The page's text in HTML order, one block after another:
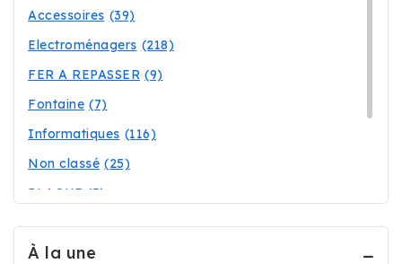
Accessoires (39)
Electroménagers (218)
FER A REPASSER (9)
Fontaine (7)
Informatiques (116)
Non classé (25)
PLAQUE (3)
Réfrigérateurs (7)
Téléphonie
À la une